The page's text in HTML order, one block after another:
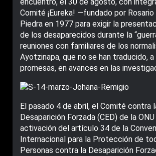
Comité ¡Eureka! —fundado por Rosario
Piedra en 1977 para exigir la
de los desaparecidos durante la
reuniones con familiares de los
Ayotzinapa, que no se han traducido,
promesas, en avances en las
El pasado 4 de abril, el Comité contra
Desaparición Forzada (CED) de la
activación del artículo 34 de la
Internacional para la Protección de
Personas contra la Desaparición